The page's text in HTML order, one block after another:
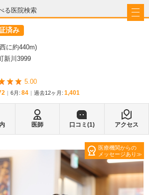
る医院検索
済み
に約440m)
新川3999
5.00
6月 : 84 過去12ヶ月: 1,401
医師 口コミ(1) アクセス
医療機関からの
メッセージあり